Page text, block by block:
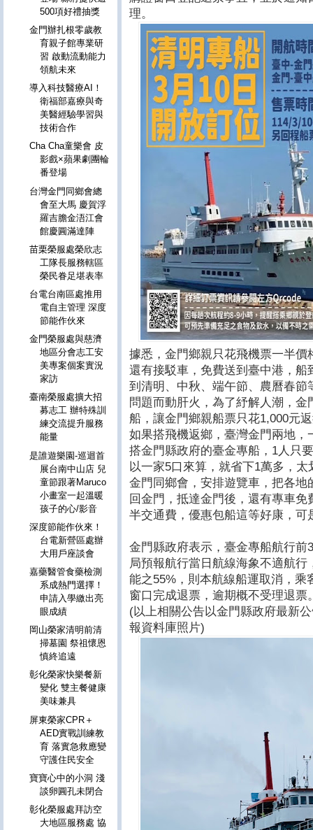
理。
據悉，金門鄉親只花飛機票一半
還有接駁車，免費送到臺中港，
到清明、中秋、端午節、農曆春
問題而動肝火，為了紓解人潮，
船，讓金門鄉親船票只花1,000元
如果搭飛機返鄉，臺灣金門兩地
搭金門縣政府的臺金專船，1人只
以一家5口來算，就省下1萬多，
金門同鄉會，安排遊覽車，把各
回金門，抵達金門後，還有專車
半交通費，優惠包船這等好康，可
金門縣政府表示，臺金專船航行
局預報航行當日航線海象不適航
能之55%，則本航線船運取消，
窗口完成退票，逾期概不受理退票
(以上相關公告以金門縣政府最新
報資料庫照片)
500項好禮抽獎
金門辦扎根零歲教
育親子館專業研
習 啟動流動能力
領航未來
導入科技醫療AI！
衛福部嘉療與奇
美醫經驗學習與
技術合作
Cha Cha童樂會 皮
影戲×蘋果劇團輪
番登場
台灣金門同鄉會總
會至大馬 慶賀浮
羅吉膽金浯江會
館慶圓滿達陣
苗栗榮服處榮欣志
工隊長服務轄區
榮民眷足堪表率
台電台南區處推用
電自主管理 深度
節能作伙來
金門榮服處與慈濟
地區分會志工安
美專案個案實況
家訪
臺南榮服處擴大招
募志工 辦特殊訓
練交流提升服務
能量
是誰遊樂園-巡迴首
展台南中山店 兒
童節跟著Maruco
小畫室一起溫暖
孩子的心/影音
深度節能作伙來！
台電新營區處辦
大用戶座談會
嘉藥醫管食藥檢測
系成熱門選擇！
申請入學繳出亮
眼成績
岡山榮家清明前清
掃墓園 祭祖懷恩
慎終追遠
彰化榮家快樂餐新
變化 雙主餐健康
美味兼具
屏東榮家CPR＋
AED實戰訓練教
育 落實急救應變
守護住民安全
寶寶心中的小洞 淺
談卵圓孔未閉合
彰化榮服處拜訪空
大地區服務處 協